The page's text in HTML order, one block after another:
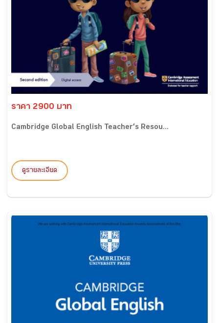
ราคา 2900 บาท
Cambridge Global English Teacher’s Resou...
ดูรายละเอียด